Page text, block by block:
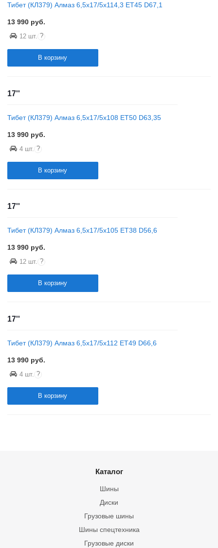
Тибет (КЛ379) Алмаз 6,5x17/5x114,3 ET45 D67,1
13 990 руб.
12 шт. ?
В корзину
17''
Тибет (КЛ379) Алмаз 6,5x17/5x108 ET50 D63,35
13 990 руб.
4 шт. ?
В корзину
17''
Тибет (КЛ379) Алмаз 6,5x17/5x105 ET38 D56,6
13 990 руб.
12 шт. ?
В корзину
17''
Тибет (КЛ379) Алмаз 6,5x17/5x112 ET49 D66,6
13 990 руб.
4 шт. ?
В корзину
Каталог
Шины
Грузовые шины
Шины спецтехника
Диски
Грузовые диски